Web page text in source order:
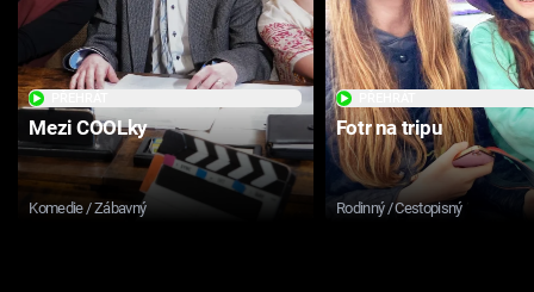
Mezi COOLky
Komedie / Zábavný
Fotr na tripu
Rodinný / Cestopisný